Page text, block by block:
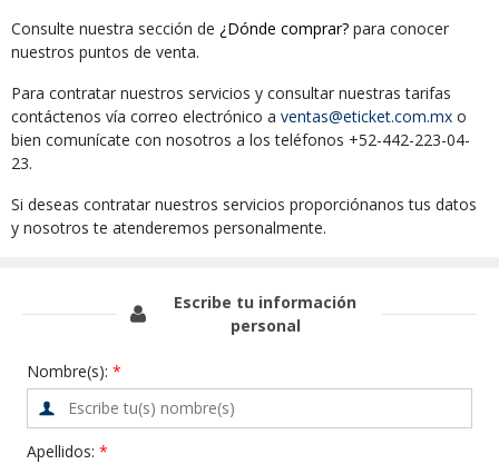
Consulte nuestra sección de ¿Dónde comprar? para conocer
nuestros puntos de venta.
Para contratar nuestros servicios y consultar nuestras tarifas
contáctenos vía correo electrónico a ventas@eticket.com.mx o
bien comunícate con nosotros a los teléfonos +52-442-223-04-
23.
Si deseas contratar nuestros servicios proporciónanos tus datos
y nosotros te atenderemos personalmente.
Escribe tu información
personal
Nombre(s):
Apellidos: